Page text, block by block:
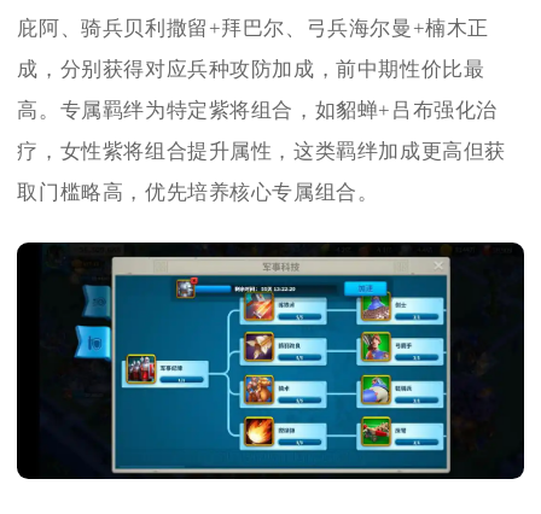
庇阿、骑兵贝利撒留+拜巴尔、弓兵海尔曼+楠木正
成，分别获得对应兵种攻防加成，前中期性价比最
高。专属羁绊为特定紫将组合，如貂蝉+吕布强化治
疗，女性紫将组合提升属性，这类羁绊加成更高但获
取门槛略高，优先培养核心专属组合。